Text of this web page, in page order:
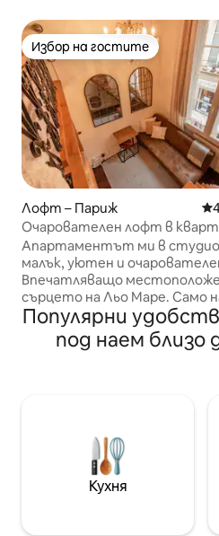
Избор на гостите
Избор на гостите
Лофт – Париж
Очарователен лофт в
Маре“
Апартаментът ми в
малък, уютен и
Впечатляващо
сърцето на Льо Маре. Само
няколко крачки от
парижка суматоха. Поради
апартаментът ми е най -
много място. Стойността е
местоположението. Лесно
самостоятелно настаняване
(позволявам ранно
Популярни
под наем близо
Кухня